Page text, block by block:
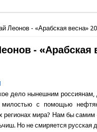
Леонов - «Арабская весна»
- «Арабская
дело нынешним
с помощью
регионах мира? Нам бы самим
Но не смиряется русская